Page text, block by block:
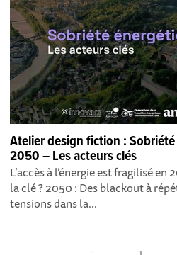
Atelier design fiction :
2050 – Les acteurs clés
L’accès à l’énergie est fragilisé
la clé ? 2050 : Des blackout à
tensions dans la...